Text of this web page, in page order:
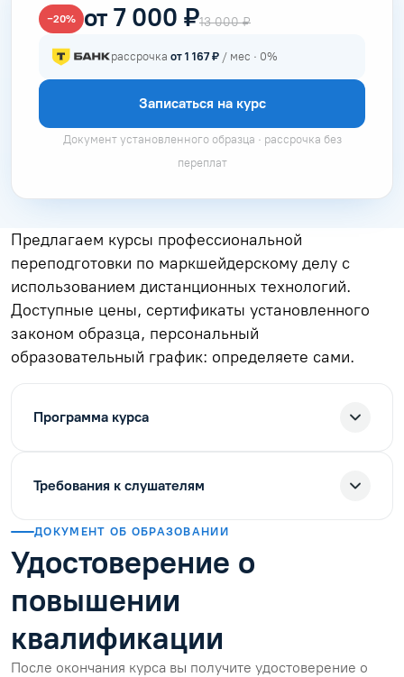
−20% от 7 000 ₽13 000 ₽
рассрочка от 1 167 ₽ / мес · 0%
Записаться на курс
Документ установленного образца · рассрочка без
переплат
Предлагаем курсы профессиональной
переподготовки по маркшейдерскому делу с
использованием дистанционных технологий.
Доступные цены, сертификаты установленного
законом образца, персональный
образовательный график: определяете сами.
Программа курса
Требования к слушателям
ДОКУМЕНТ ОБ ОБРАЗОВАНИИ
Удостоверение о
повышении
квалификации
После окончания курса вы получите удостоверение о